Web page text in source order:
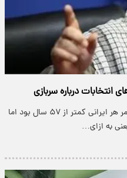
انتخابات درباره سربازی
سردار نقدی گفت: در سال ۵۷ متوسط عمر هر ایرانی کمتر از ۵۷ سال بود اما